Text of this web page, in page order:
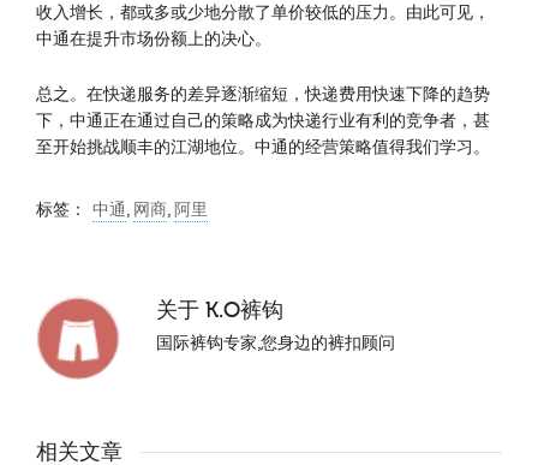
收入增长，都或多或少地分散了单价较低的压力。由此可见，
中通在提升市场份额上的决心。
总之。在快递服务的差异逐渐缩短，快递费用快速下降的趋势
下，中通正在通过自己的策略成为快递行业有利的竞争者，甚
至开始挑战顺丰的江湖地位。中通的经营策略值得我们学习。
标签： 中通, 网商, 阿里
关于 K.O裤钩
国际裤钩专家,您身边的裤扣顾问
相关文章